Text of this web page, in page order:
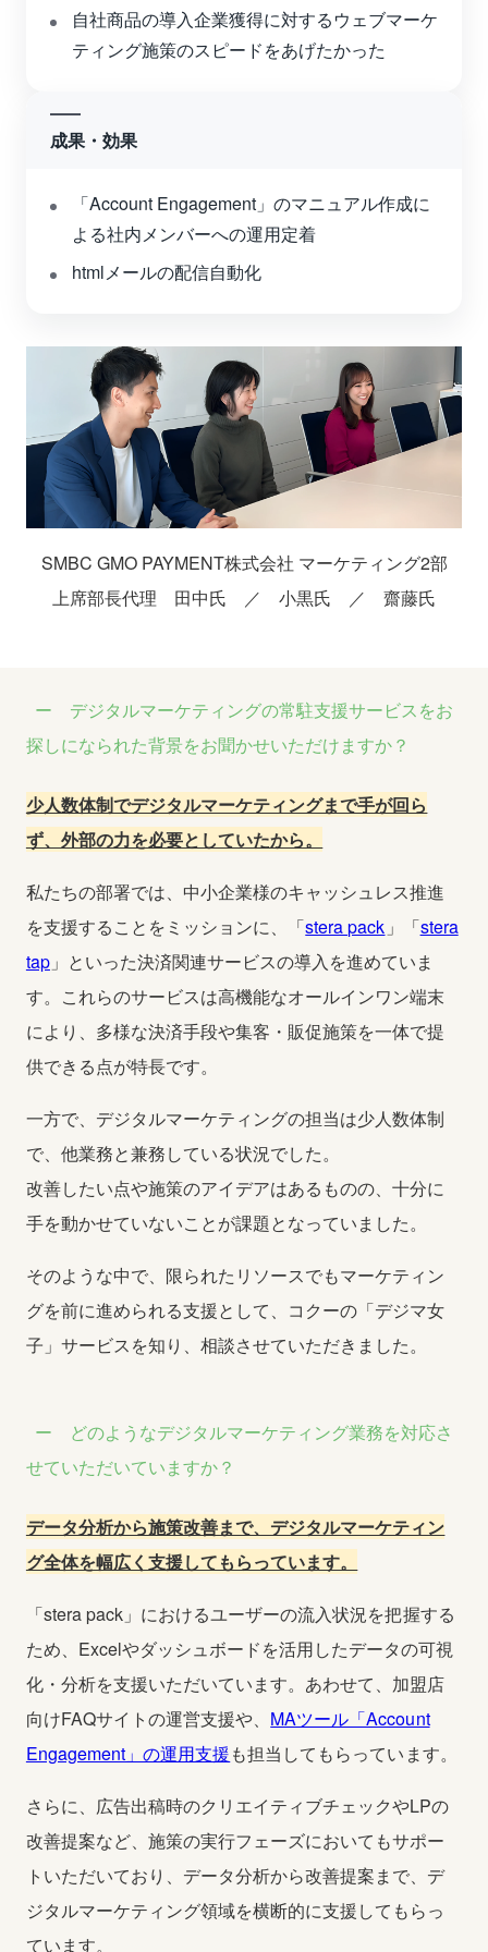
自社商品の導入企業獲得に対するウェブマーケ
ティング施策のスピードをあげたかった
成果・効果
「Account Engagement」のマニュアル作成に
よる社内メンバーへの運用定着
htmlメールの配信自動化
SMBC GMO PAYMENT株式会社 マーケティング2部
上席部長代理 田中氏 ／ 小黒氏 ／ 齋藤氏
デジタルマーケティングの常駐支援サービスをお
探しになられた背景をお聞かせいただけますか？
少人数体制でデジタルマーケティングまで手が回ら
ず、外部の力を必要としていたから。
私たちの部署では、中小企業様のキャッシュレス推進
を支援することをミッションに、「stera pack 」「stera
tap」といった決済関連サービスの導入を進めていま
す。これらのサービスは高機能なオールインワン端末
により、多様な決済手段や集客・販促施策を一体で提
供できる点が特長です。
一方で、デジタルマーケティングの担当は少人数体制
で、他業務と兼務している状況でした。
改善したい点や施策のアイデアはあるものの、十分に
手を動かせていないことが課題となっていました。
そのような中で、限られたリソースでもマーケティン
グを前に進められる支援として、コクーの「デジマ女
子」サービスを知り、相談させていただきました。
どのようなデジタルマーケティング業務を対応さ
せていただいていますか？
データ分析から施策改善まで、デジタルマーケティン
グ全体を幅広く支援してもらっています。
「stera pack」におけるユーザーの流入状況を把握する
ため、Excelやダッシュボードを活用したデータの可視
化・分析を支援いただいています。あわせて、加盟店
向けFAQサイトの運営支援や、 MAツール「Account
Engagement」の運用支援も担当してもらっています。
さらに、広告出稿時のクリエイティブチェックやLPの
改善提案など、施策の実行フェーズにおいてもサポー
トいただいており、データ分析から改善提案まで、デ
ジタルマーケティング領域を横断的に支援してもらっ
ています。